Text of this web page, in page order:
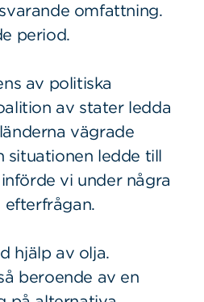
omfattning.
period.
av politiska
av stater ledda
vägrade
situationen ledde till
vi under några
efterfrågan.
hjälp av olja.
beroende av en